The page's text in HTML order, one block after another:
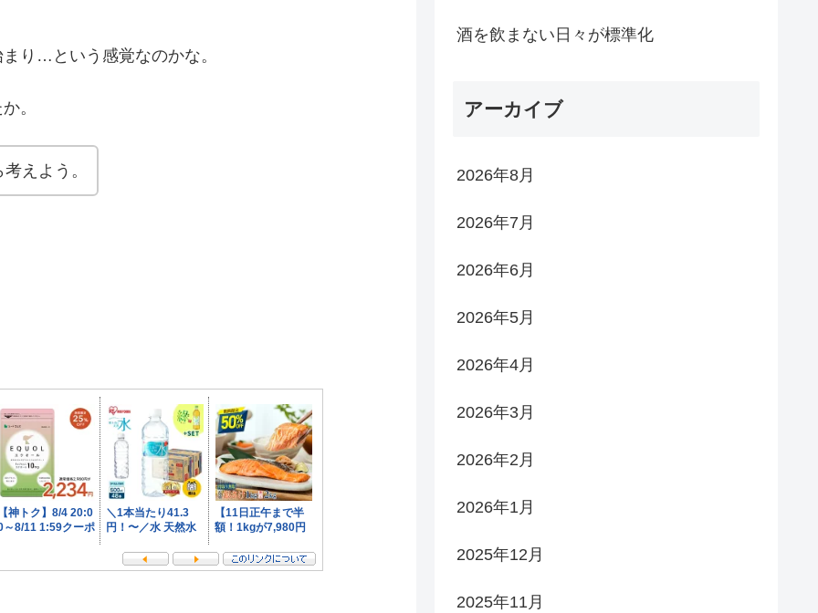
り…という感覚なのかな。
。
えよう。
酒を飲まない日々が標準化
アーカイブ
2026年8月
2026年7月
2026年6月
2026年5月
2026年4月
2026年3月
2026年2月
2026年1月
2025年12月
2025年11月